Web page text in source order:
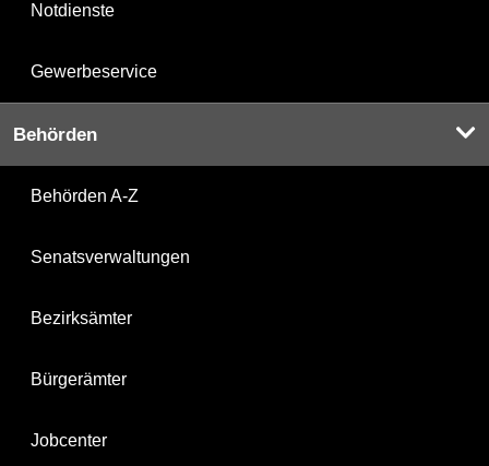
Notdienste
Gewerbeservice
Behörden
Behörden A-Z
Senatsverwaltungen
Bezirksämter
Bürgerämter
Jobcenter